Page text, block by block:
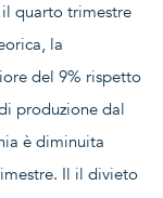
quarto trimestre
la
del 9% rispetto
produzione dal
è diminuita
Il il divieto